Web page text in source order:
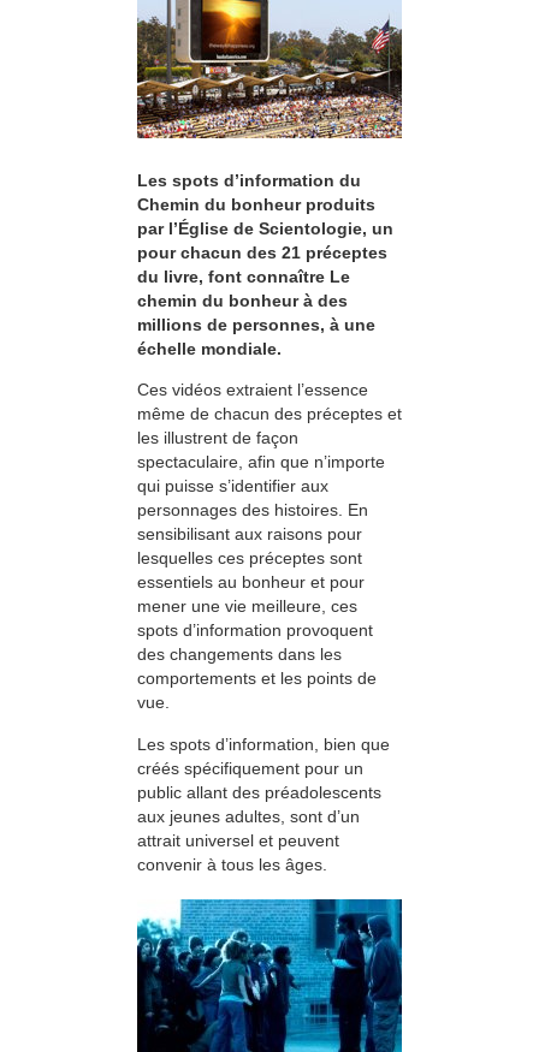
Les spots d’information du
Chemin du bonheur produits
par l’Église de Scientologie, un
pour chacun des 21 préceptes
du livre, font connaître Le
chemin du bonheur à des
millions de personnes, à une
échelle mondiale.
Ces vidéos extraient l’essence
même de chacun des préceptes et
les illustrent de façon
spectaculaire, afin que n’importe
qui puisse s’identifier aux
personnages des histoires. En
sensibilisant aux raisons pour
lesquelles ces préceptes sont
essentiels au bonheur et pour
mener une vie meilleure, ces
spots d’information provoquent
des changements dans les
comportements et les points de
vue.
Les spots d’information, bien que
créés spécifiquement pour un
public allant des préadolescents
aux jeunes adultes, sont d’un
attrait universel et peuvent
convenir à tous les âges.